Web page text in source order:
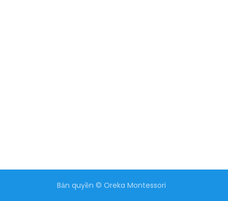
Bản quyền © Oreka Montessori